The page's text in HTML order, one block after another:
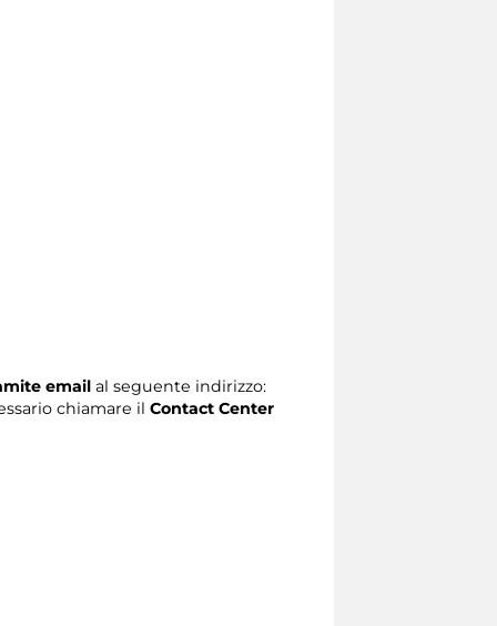
email al seguente indirizzo:
chiamare il Contact Center